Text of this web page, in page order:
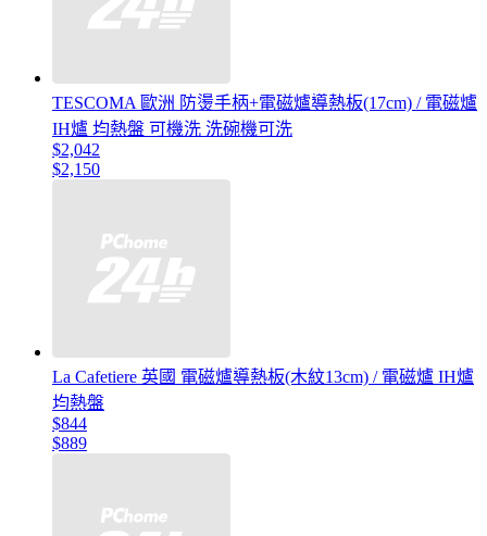
TESCOMA 歐洲 防燙手柄+電磁爐導熱板(17cm) / 電磁爐
IH爐 均熱盤 可機洗 洗碗機可洗
$2,042
$2,150
La Cafetiere 英國 電磁爐導熱板(木紋13cm) / 電磁爐 IH爐
均熱盤
$844
$889